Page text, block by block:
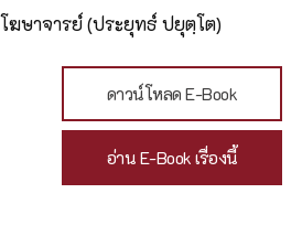
ฆษาจารย์ (ประยุทธ์ ปยุตฺโต)
ดาวน์โหลด E-Book
อ่าน E-Book เรื่องนี้